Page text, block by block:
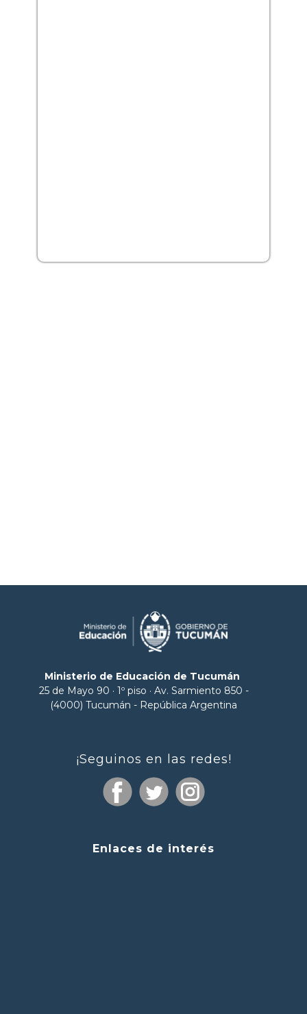
Ministerio de Educación de Tucumán
25 de Mayo 90 · 1º piso · Av. Sarmiento 850 -
(4000) Tucumán - República Argentina
¡Seguinos en las redes!
Enlaces de interés